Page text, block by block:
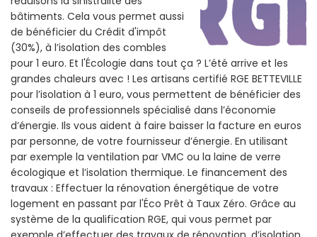
bâtiments. Cela vous permet aussi
de bénéficier du Crédit d'impôt
(30%), à l’isolation des combles
pour 1 euro. Et l'Écologie dans tout ça ? L’été arrive et les
grandes chaleurs avec ! Les artisans certifié RGE BETTEVILLE
pour l’isolation à 1 euro, vous permettent de bénéficier des
conseils de professionnels spécialisé dans l’économie
d’énergie. Ils vous aident à faire baisser la facture en euros
par personne, de votre fournisseur d’énergie. En utilisant
par exemple la ventilation par VMC ou la laine de verre
écologique et l’isolation thermique. Le financement des
travaux : Effectuer la rénovation énergétique de votre
logement en passant par l'Éco Prêt à Taux Zéro. Grâce au
système de la qualification RGE, qui vous permet par